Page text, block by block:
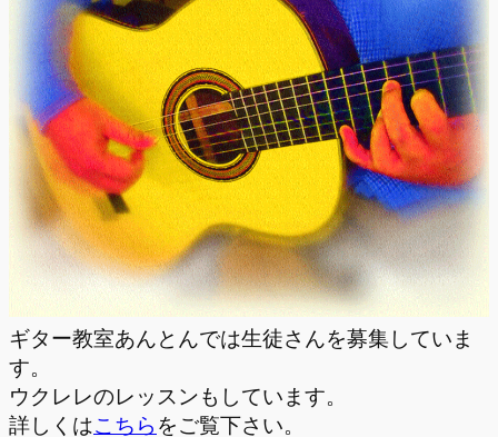
ギター教室あんとんでは生徒さんを募集していま
す。
ウクレレのレッスンもしています。
詳しくはこちら をご覧下さい。